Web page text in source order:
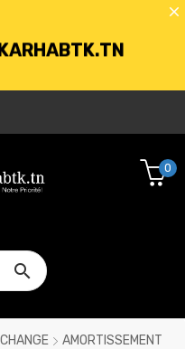

0
AMORTISSEMENT